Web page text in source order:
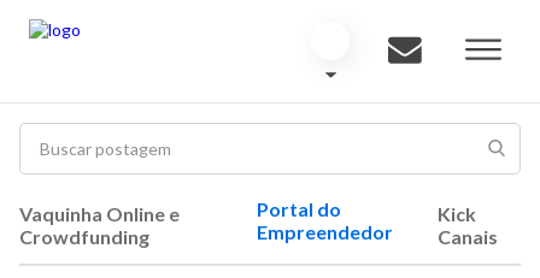
Vaquinha Online e
Crowdfunding
Portal do
Empreendedor
Kick
Canais